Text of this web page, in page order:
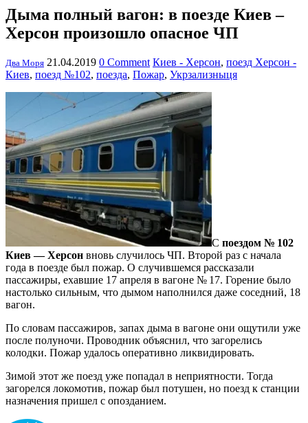
Дыма полный вагон: в поезде Киев –
Херсон произошло опасное ЧП
Два Моря 21.04.2019 0 Comment Киев - Херсон, поезд Херсон -
Киев, поезд №102, поезда, Пожар, Укрзализныця
С поездом № 102
Киев — Херсон вновь случилось ЧП. Второй раз с начала
года в поезде был пожар. О случившемся рассказали
пассажиры, ехавшие 17 апреля в вагоне № 17. Горение было
настолько сильным, что дымом наполнился даже соседний, 18
вагон.
По словам пассажиров, запах дыма в вагоне они ощутили уже
после полуночи. Проводник объяснил, что загорелись
колодки. Пожар удалось оперативно ликвидировать.
Зимой этот же поезд уже попадал в неприятности. Тогда
загорелся локомотив, пожар был потушен, но поезд к станции
назначения пришел с опозданием.